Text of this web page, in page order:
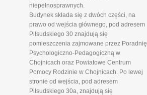
niepełnosprawnych.
Budynek składa się z dwóch części, na
prawo od wejścia głównego, pod adresem
Piłsudskiego 30 znajdują się
pomieszczenia zajmowane przez Poradnię
Psychologiczno-Pedagogiczną w
Chojnicach oraz Powiatowe Centrum
Pomocy Rodzinie w Chojnicach. Po lewej
stronie od wejścia, pod adresem
Piłsudskiego 30a, znajdują się